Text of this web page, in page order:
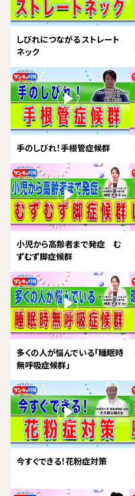
しびれにつながる ストレート
ネック
手のしびれ！手根管症候群
小児から高齢者まで発症 む
ずむず脚症候群
多くの人が悩んでいる「睡眠時
無呼吸症候群」
今すぐできる！花粉症対策